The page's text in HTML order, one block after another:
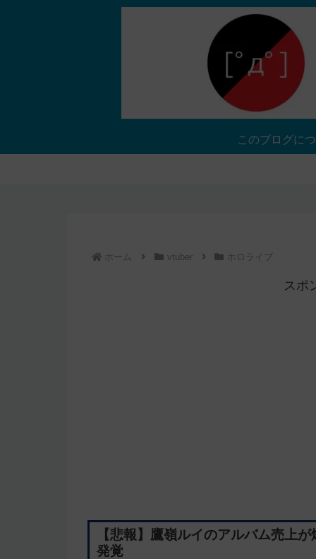
このブログに
ホーム vtuber ホロライブ
スポ
【悲報】鷹嶺ルイのアルバム売上
発覚